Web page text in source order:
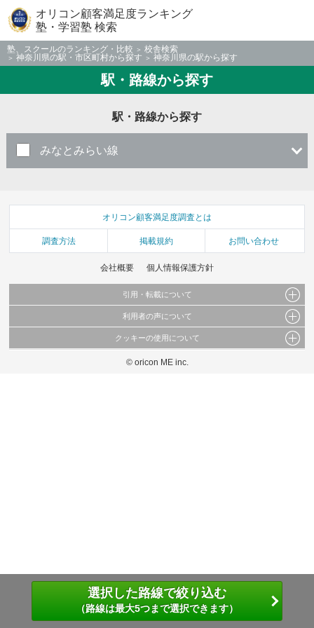
オリコン顧客満足度ランキング
塾・学習塾 検索
塾、スクールのランキング・比較
校舎検索
神奈川県の駅・市区町村から探す
神奈川県の駅から探す
駅・路線から探す
駅・路線から探す
みなとみらい線
選択した路線で絞り込む
（路線は最大5つまで選択できます）
オリコン顧客満足度調査とは
調査方法 掲載規約 お問い合わせ
会社概要 個人情報保護方針
引用・転載について
当サイトで公開されている情報（文字、写真、イラスト、画像データ等）及びこれらの配
これらの情報を権利者の許可なく無断転載・複製などの二次利用を行うことは固く禁じて
利用者の声について
当サイトに掲載している内容はすべてサービスの利用者が提出された見解・感想です。
弊社の見解・ 意見ではないことをご理解いただいた上でご覧ください。
クッキーの使用について
このサイトでは Cookie を使用して、ユーザーに合わせたコンテンツや広告の表示、ソー
© oricon ME inc.